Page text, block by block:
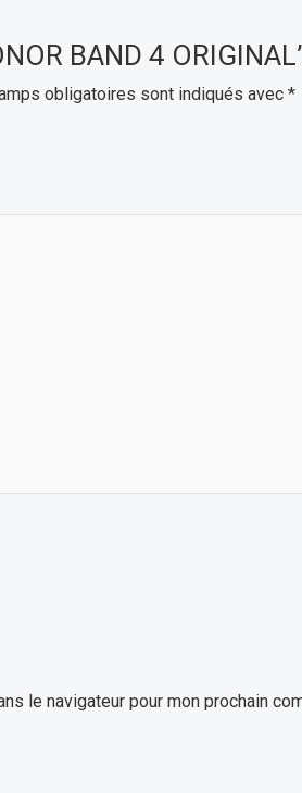
BAND 4
obligatoires sont indiqués avec *
le navigateur pour mon prochain